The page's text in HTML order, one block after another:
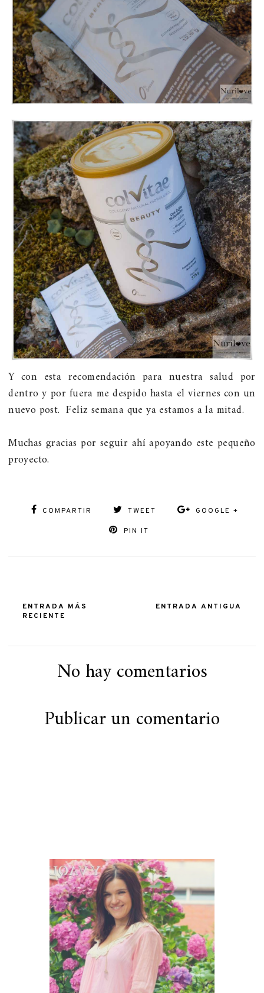
Y con esta recomendación para nuestra salud por
dentro y por fuera me despido hasta el viernes con un
nuevo post. Feliz semana que ya estamos a la mitad.
Muchas gracias por seguir ahí apoyando este pequeño
proyecto.
COMPARTIR TWEET GOOGLE +
PIN IT
ENTRADA MÁS
RECIENTE
ENTRADA ANTIGUA
No hay comentarios
Publicar un comentario